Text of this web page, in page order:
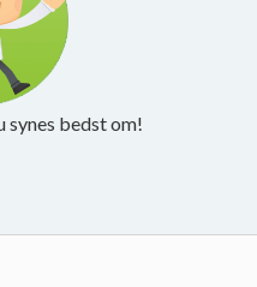
synes bedst om!